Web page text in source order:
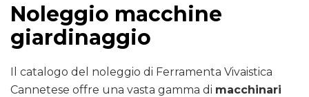
Noleggio macchine
giardinaggio
Il catalogo del noleggio di Ferramenta Vivaistica
Cannetese offre una vasta gamma di macchinari